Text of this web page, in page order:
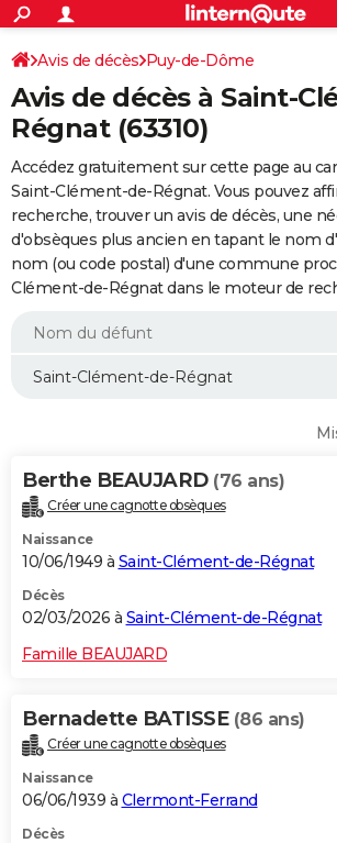
ACTUALITÉS
Politique
Société
Faits Divers
Education
Monde
Villes
+
SPORT
Coupe du monde 2026
Football
Tennis
Cyclisme
Rugby
Forum
CULTURE
FINANCE
Retraite
Impôts
Epargne
Immobilier
Risques naturels par ville
Banque
Assurance
Crédit
Essais
Réserver un essai
Citadines
Berlines
SUV
Forum auto
+
HIGH-TECH
Mobiles
Meilleur smartphone
Internet
Ordinateurs
Jeux vidéo
Guide high-tech
+
BRICOLAGE
Forum
Aménagement intérieur
Extérieur
Cuisine
Salle de bains
Jardinage
Rangement
WEEK-END
Guides de France
Escapades
Patrimoine
Expositions
Musées
Week-end nature
LIFESTYLE
Alimentation
Guide de la santé
Maladies
Médicaments
Sommeil
VOYAGE
Destinations
City break
Voyage nature
Voyage de noces
Forum
Climat
+PHOTO
GUIDES D'ACHAT
BONS PLANS
CARTE DE VOEUX
Dictionnaire
Biographies
Citations
Expressions
Proverbes
PROGRAMME TV
COPAINS D'AVANT
S'inscrire
Se connecter
Lycées
Collèges
Primaires
Universités
Entreprises
Service militaire
Avis de recherche
AVIS DE DÉCÈS
S'inscrire
Connexion
Avis de décès Puy-de-Dôme
Avis de décès à Saint-
Régnat (63310)
Accédez gratuitement sur cette page au
Saint-Clément-de-Régnat. Vous pouvez
recherche, trouver un avis de décès, une
d'obsèques plus ancien en tapant le nom
nom (ou code postal) d'une commune
Clément-de-Régnat dans le moteur de
Berthe BEAUJARD (76 ans)
Créer une cagnotte obsèques
Naissance
10/06/1949 à Saint-Clément-de-Régnat
Décès
02/03/2026 à Saint-Clément-de-Régnat
Famille BEAUJARD
Bernadette BATISSE (86 ans)
Créer une cagnotte obsèques
Naissance
06/06/1939 à Clermont-Ferrand
Décès